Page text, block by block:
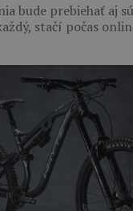
bude prebiehať aj
stačí počas